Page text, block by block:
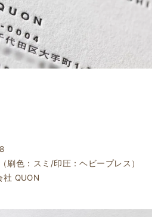
刷色：スミ/印圧：ヘビープレス）
QUON